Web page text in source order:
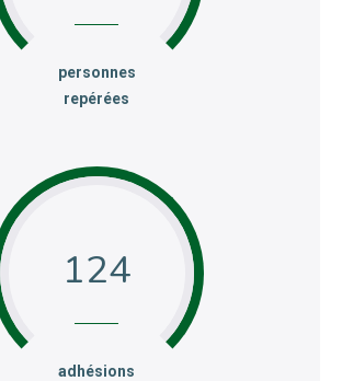
:personnes
repérées
124
:adhésions